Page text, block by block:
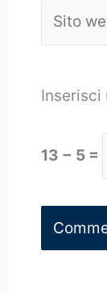
web
Inserisci
13 − 5 =